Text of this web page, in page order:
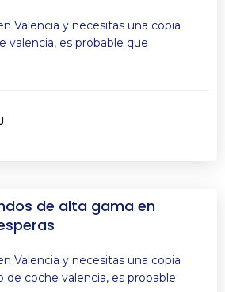
Valencia y necesitas una copia
valencia, es probable que
de alta gama en
Valencia y necesitas una copia
de coche valencia, es probable